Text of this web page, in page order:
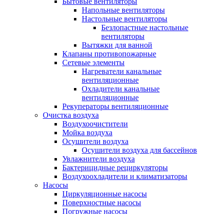
Напольные вентиляторы
Настольные вентиляторы
Безлопастные настольные
вентиляторы
Вытяжки для ванной
Клапаны противопожарные
Сетевые элементы
Нагреватели канальные
вентиляционные
Охладители канальные
вентиляционные
Рекуператоры вентиляционные
Очистка воздуха
Воздухоочистители
Мойка воздуха
Осушители воздуха
Осушители воздуха для бассейнов
Увлажнители воздуха
Бактерицидные рециркуляторы
Воздухоохладители и климатизаторы
Насосы
Циркуляционные насосы
Поверхностные насосы
Погружные насосы